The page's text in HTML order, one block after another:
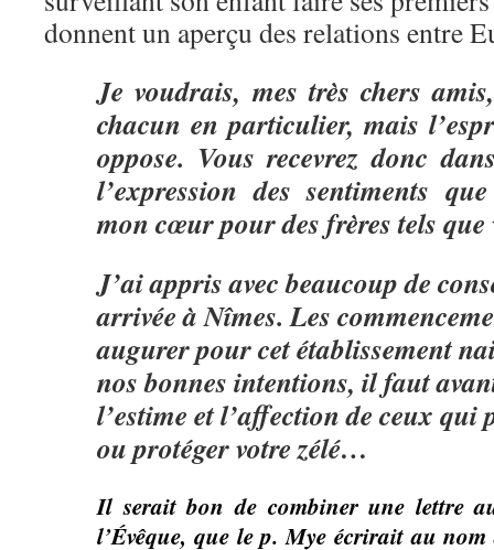
donnent un aperçu des relations entre
Je voudrais, mes très chers
chacun en particulier, mais
oppose. Vous recevrez donc
l’expression des sentiments
mon cœur pour des frères tels que
J’ai appris avec beaucoup de
arrivée à Nîmes. Les
augurer pour cet établissement
nos bonnes intentions, il faut
l’estime et l’affection de ceux qui
ou protéger votre zélé…
Il serait bon de combiner une lettre
l’Évêque, que le p. Mye écrirait au